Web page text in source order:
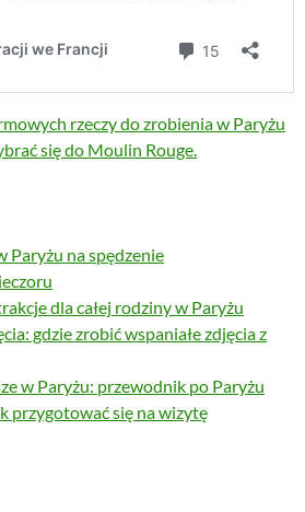
rzeczy do zrobienia w Paryżu
się do Moulin Rouge.
Paryżu na spędzenie
dla całej rodziny w Paryżu
gdzie zrobić wspaniałe zdjęcia z
w Paryżu: przewodnik po Paryżu
przygotować się na wizytę